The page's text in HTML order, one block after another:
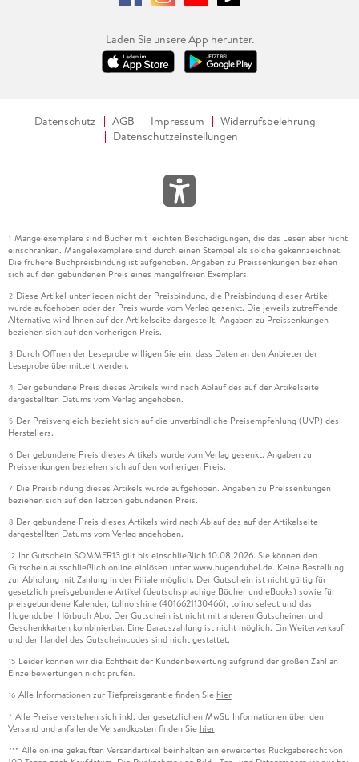
Laden Sie unsere App herunter.
Datenschutz AGB Impressum
Widerrufsbelehrung
Datenschutzeinstellungen
1 Mängelexemplare sind Bücher mit leichten Beschädigungen, die das Lesen aber nicht
einschränken. Mängelexemplare sind durch einen Stempel als solche gekennzeichnet.
Die frühere Buchpreisbindung ist aufgehoben. Angaben zu Preissenkungen beziehen
sich auf den gebundenen Preis eines mangelfreien Exemplars.
2 Diese Artikel unterliegen nicht der Preisbindung, die Preisbindung dieser Artikel
wurde aufgehoben oder der Preis wurde vom Verlag gesenkt. Die jeweils zutreffende
Alternative wird Ihnen auf der Artikelseite dargestellt. Angaben zu Preissenkungen
beziehen sich auf den vorherigen Preis.
3 Durch Öffnen der Leseprobe willigen Sie ein, dass Daten an den Anbieter der
Leseprobe übermittelt werden.
4 Der gebundene Preis dieses Artikels wird nach Ablauf des auf der Artikelseite
dargestellten Datums vom Verlag angehoben.
5 Der Preisvergleich bezieht sich auf die unverbindliche Preisempfehlung (UVP) des
Herstellers.
6 Der gebundene Preis dieses Artikels wurde vom Verlag gesenkt. Angaben zu
Preissenkungen beziehen sich auf den vorherigen Preis.
7 Die Preisbindung dieses Artikels wurde aufgehoben. Angaben zu Preissenkungen
beziehen sich auf den letzten gebundenen Preis.
8 Der gebundene Preis dieses Artikels wird nach Ablauf des auf der Artikelseite
dargestellten Datums vom Verlag angehoben.
12 Ihr Gutschein SOMMER13 gilt bis einschließlich 10.08.2026. Sie können den
Gutschein ausschließlich online einlösen unter www.hugendubel.de. Keine Bestellung
zur Abholung mit Zahlung in der Filiale möglich. Der Gutschein ist nicht gültig für
gesetzlich preisgebundene Artikel (deutschsprachige Bücher und eBooks) sowie für
preisgebundene Kalender, tolino shine (4016621130466), tolino select und das
Hugendubel Hörbuch Abo. Der Gutschein ist nicht mit anderen Gutscheinen und
Geschenkkarten kombinierbar. Eine Barauszahlung ist nicht möglich. Ein Weiterverkauf
und der Handel des Gutscheincodes sind nicht gestattet.
15 Leider können wir die Echtheit der Kundenbewertung aufgrund der großen Zahl an
Einzelbewertungen nicht prüfen.
16 Alle Informationen zur Tiefpreisgarantie finden Sie hier
* Alle Preise verstehen sich inkl. der gesetzlichen MwSt. Informationen über den
Versand und anfallende Versandkosten finden Sie hier
*** Alle online gekauften Versandartikel beinhalten ein erweitertes Rückgaberecht von